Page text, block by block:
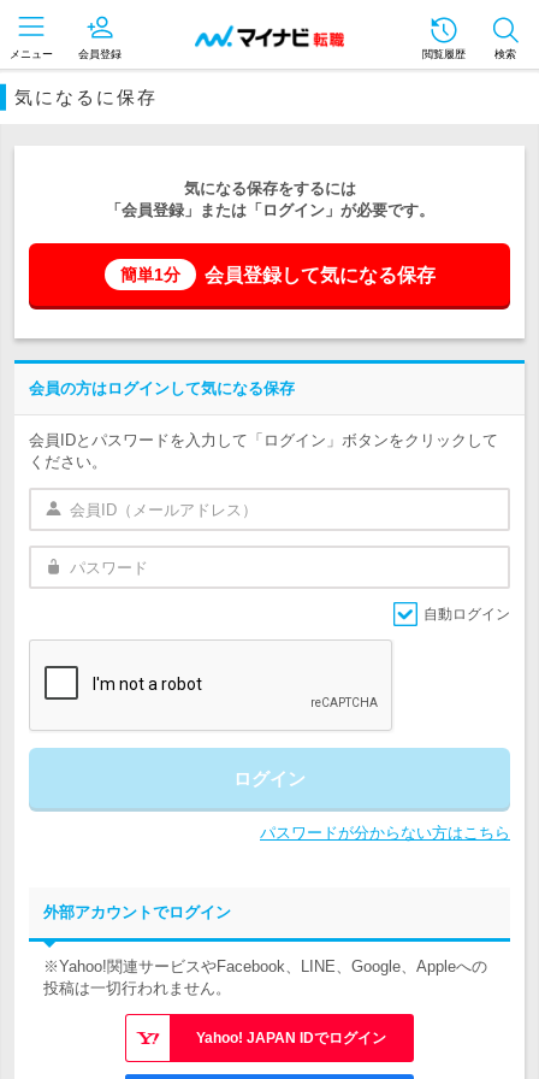
メニュー 会員登録 閲覧履歴 検索
気になるに保存
気になる保存をするには
「会員登録」または「ログイン」が必要です。
簡単1分 会員登録して気になる保存
会員の方はログインして気になる保存
会員IDとパスワードを入力して「ログイン」ボタンをクリックして
ください。
自動ログイン
ログイン
パスワードが分からない方はこちら
外部アカウントでログイン
※Yahoo!関連サービスやFacebook、LINE、Google、Appleへの
投稿は一切行われません。
Yahoo! JAPAN IDでログイン